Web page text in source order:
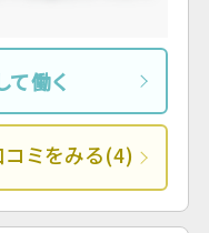
て働く
コミをみる(4)